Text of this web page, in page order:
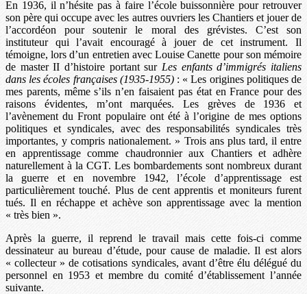
En 1936, il n’hésite pas à faire l’école buissonnière pour retrouver
son père qui occupe avec les autres ouvriers les Chantiers et jouer de
l’accordéon pour soutenir le moral des grévistes. C’est son
instituteur qui l’avait encouragé à jouer de cet instrument. Il
témoigne, lors d’un entretien avec Louise Canette pour son mémoire
de master II d’histoire portant sur Les enfants d’immigrés italiens
dans les écoles françaises (1935-1955): « Les origines politiques de
mes parents, même s’ils n’en faisaient pas état en France pour des
raisons évidentes, m’ont marquées. Les grèves de 1936 et
l’avènement du Front populaire ont été à l’origine de mes options
politiques et syndicales, avec des responsabilités syndicales très
importantes, y compris nationalement. » Trois ans plus tard, il entre
en apprentissage comme chaudronnier aux Chantiers et adhère
naturellement à la CGT. Les bombardements sont nombreux durant
la guerre et en novembre 1942, l’école d’apprentissage est
particulièrement touché. Plus de cent apprentis et moniteurs furent
tués. Il en réchappe et achève son apprentissage avec la mention
« très bien ».
Après la guerre, il reprend le travail mais cette fois-ci comme
dessinateur au bureau d’étude, pour cause de maladie. Il est alors
« collecteur » de cotisations syndicales, avant d’être élu délégué du
personnel en 1953 et membre du comité d’établissement l’année
suivante.